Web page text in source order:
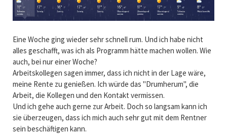
Eine Woche ging wieder sehr schnell rum. Und ich habe nicht
alles geschafft, was ich als Programm hätte machen wollen. Wie
auch, bei nur einer Woche?
Arbeitskollegen sagen immer, dass ich nicht in der Lage wäre,
meine Rente zu genießen. Ich würde das "Drumherum", die
Arbeit, die Kollegen und den Kontakt vermissen.
Und ich gehe auch gerne zur Arbeit. Doch so langsam kann ich
sie überzeugen, dass ich mich auch sehr gut mit dem Rentner
sein beschäftigen kann.